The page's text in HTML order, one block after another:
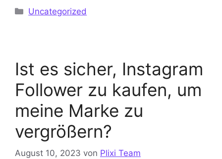
Kategorien
Uncategorized
Ist es sicher, Instagram
Follower zu kaufen, um
meine Marke zu
vergrößern?
August 10, 2023 von Plixi Team